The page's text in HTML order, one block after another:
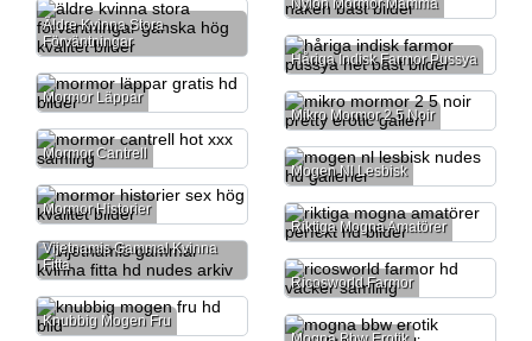
Nylon Mormor Mamma
Äldre Kvinna Stora
Förväntningar
Håriga Indisk Farmor Pussya
Mormor Läppar
Mikro Mormor 2 5 Noir
Mormor Cantrell
Mogen Nl Lesbisk
Mormor Historier
Riktiga Mogna Amatörer
Vijetnamis Gammal Kvinna
Fitta
Ricosworld Farmor
Knubbig Mogen Fru